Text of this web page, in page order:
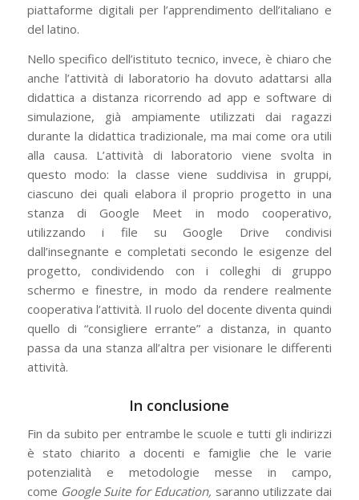
piattaforme digitali per l’apprendimento dell’italiano e
del latino.
Nello specifico dell’istituto tecnico, invece, è chiaro che
anche l’attività di laboratorio ha dovuto adattarsi alla
didattica a distanza ricorrendo ad app e software di
simulazione, già ampiamente utilizzati dai ragazzi
durante la didattica tradizionale, ma mai come ora utili
alla causa. L’attività di laboratorio viene svolta in
questo modo: la classe viene suddivisa in gruppi,
ciascuno dei quali elabora il proprio progetto in una
stanza di Google Meet in modo cooperativo,
utilizzando i file su Google Drive condivisi
dall’insegnante e completati secondo le esigenze del
progetto, condividendo con i colleghi di gruppo
schermo e finestre, in modo da rendere realmente
cooperativa l’attività. Il ruolo del docente diventa quindi
quello di “consigliere errante” a distanza, in quanto
passa da una stanza all’altra per visionare le differenti
attività.
In conclusione
Fin da subito per entrambe le scuole e tutti gli indirizzi
è stato chiarito a docenti e famiglie che le varie
potenzialità e metodologie messe in campo,
come Google Suite for Education, saranno utilizzate dai